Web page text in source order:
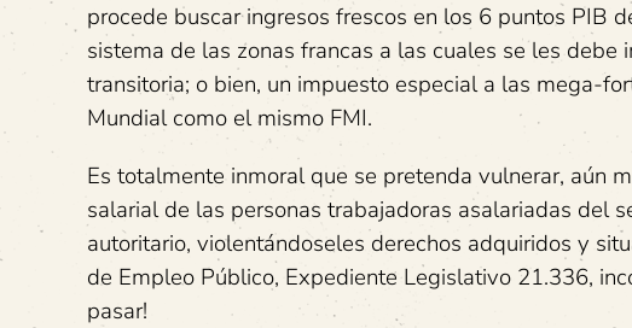
procede buscar ingresos frescos en los 6 puntos PIB
sistema de las zonas francas a las cuales se les
transitoria; o bien, un impuesto especial a las mega-
Mundial como el mismo FMI.
Es totalmente inmoral que se pretenda vulnerar, aún
salarial de las personas trabajadoras asalariadas del
autoritario, violentándoseles derechos adquiridos y
de Empleo Público, Expediente Legislativo 21.336,
pasar!